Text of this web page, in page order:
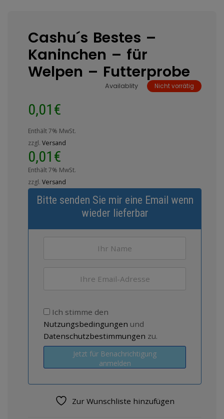
Cashu´s Bestes –
Kaninchen – für
Welpen – Futterprobe
Availablity Nicht vorrätig
0,01 €
Enthält 7% MwSt.
zzgl. Versand
0,01 €
Enthält 7% MwSt.
zzgl. Versand
Bitte senden Sie mir eine Email wenn
wieder lieferbar
Ich stimme den
Nutzungsbedingungen und
Datenschutzbestimmungen zu.
Jetzt für Benachrichtigung
anmelden
Zur Wunschliste hinzufügen